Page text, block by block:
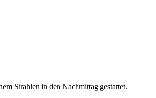
Strahlen in den Nachmittag gestartet.